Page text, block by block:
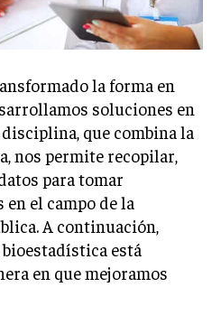
la forma en
soluciones en
que combina la
nos permite recopilar,
para tomar
el campo de la
A continuación,
está
en que mejoramos